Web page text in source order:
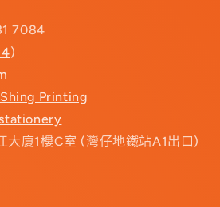
7084
)
Printing
大廈1樓C室 (灣仔地鐵站A1出口)